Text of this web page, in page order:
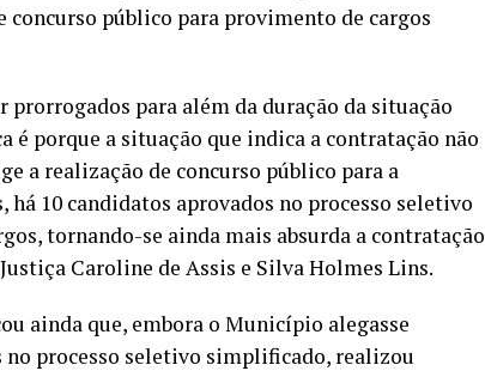
público para provimento de cargos
prorrogados para além da duração da situação
é porque a situação que indica a contratação não
a realização de concurso público para a
10 candidatos aprovados no processo seletivo
tornando-se ainda mais absurda a contratação
Caroline de Assis e Silva Holmes Lins.
ainda que, embora o Município alegasse
processo seletivo simplificado, realizou